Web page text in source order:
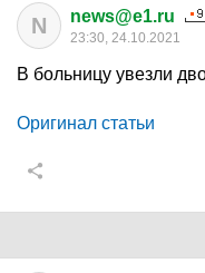
N news@e1.ru
23:30, 24.10.2021
В больницу увезли
Оригинал статьи